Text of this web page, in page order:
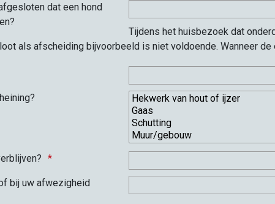
dat een hond
Tijdens het huisbezoek dat
als afscheiding bijvoorbeeld is niet voldoende. Wanneer de
bij uw afwezigheid